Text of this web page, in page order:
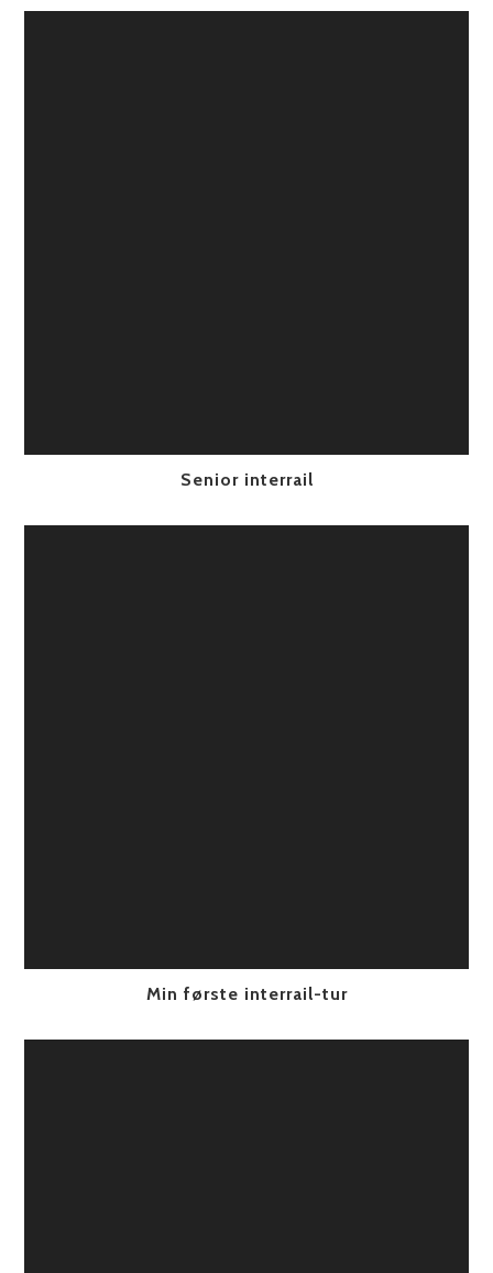
Senior interrail
Min første interrail-tur